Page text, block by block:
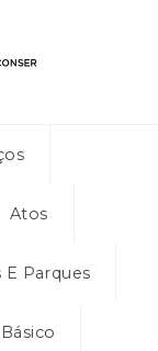
Atos
E Parques